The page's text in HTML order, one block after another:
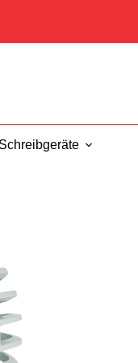
Schreibgeräte